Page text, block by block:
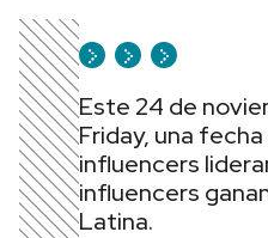
Este 24 de
Friday, una
influencers
influencers
Latina.